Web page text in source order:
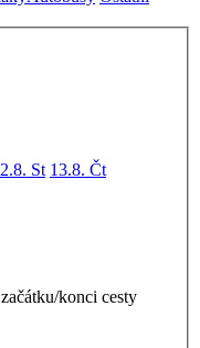
St 13.8. Čt
konci cesty